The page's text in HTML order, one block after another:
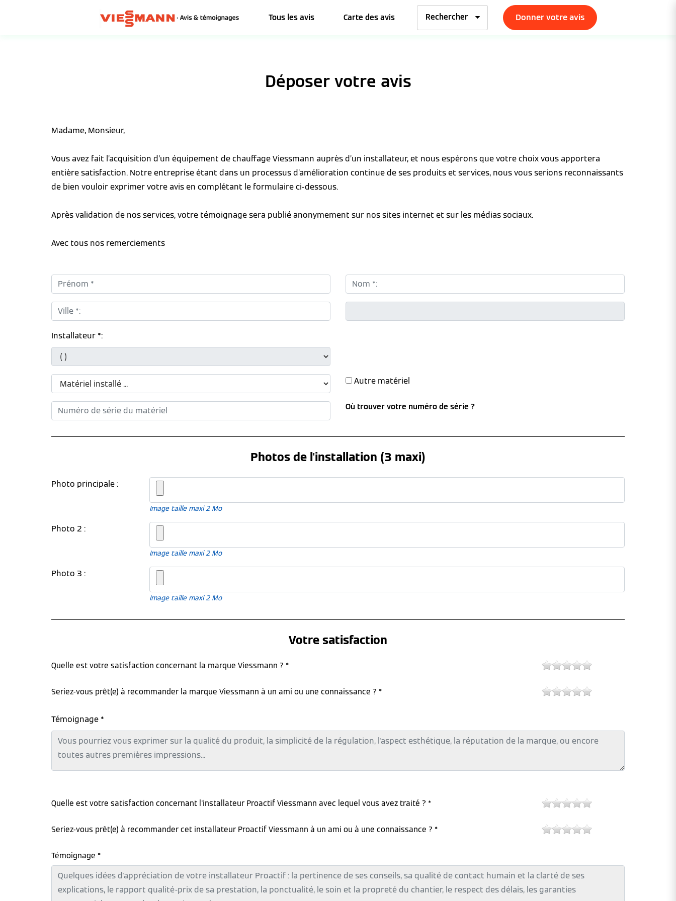
Tous les avis Carte des avis Donner votre avis
Déposer votre avis
Madame, Monsieur,
Vous avez fait l’acquisition d’un équipement de chauffage Viessmann auprès d’un installateur, et nous espérons que votre choix vous apportera
entière satisfaction. Notre entreprise étant dans un processus d’amélioration continue de ses produits et services, nous vous serions reconnaissants
de bien vouloir exprimer votre avis en complétant le formulaire ci-dessous.
Après validation de nos services, votre témoignage sera publié anonymement sur nos sites internet et sur les médias sociaux.
Avec tous nos remerciements
Prénom *: Nom *:
Ville *:
Installateur *:
Autre matériel
Où trouver votre numéro de série ?
Photos de l'installation (3 maxi)
Photo principale :
Image taille maxi 2 Mo
Photo 2 :
Image taille maxi 2 Mo
Photo 3 :
Image taille maxi 2 Mo
Votre satisfaction
Quelle est votre satisfaction concernant la marque Viessmann ? *
Seriez-vous prêt(e) à recommander la marque Viessmann à un ami ou une connaissance ? *
Témoignage *
Quelle est votre satisfaction concernant l'installateur Proactif Viessmann avec lequel vous avez traité ? *
Seriez-vous prêt(e) à recommander cet installateur Proactif Viessmann à un ami ou à une connaissance ? *
Témoignage *